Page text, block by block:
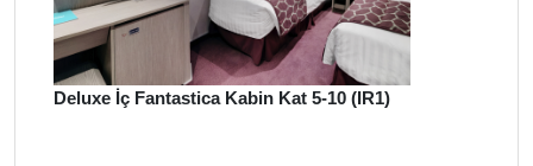
Deluxe İç Fantastica Kabin Kat 5-10 (IR1)